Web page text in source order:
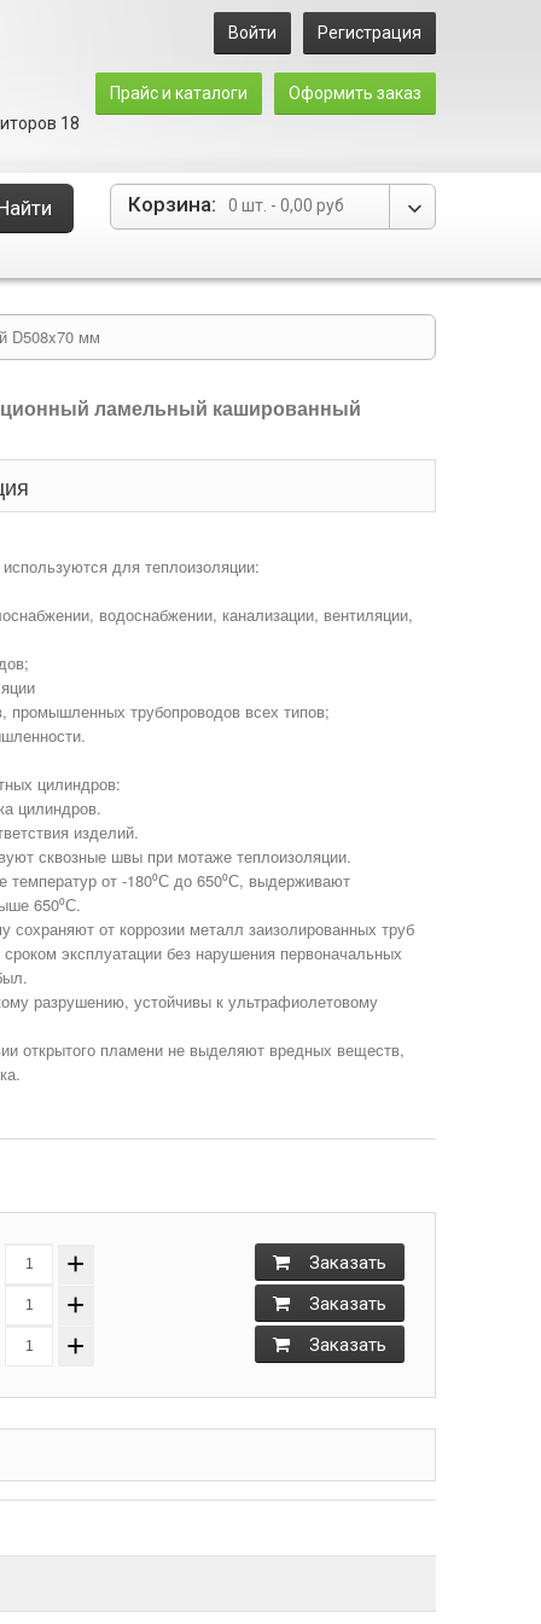
Войти Регистрация
Прайс и каталоги
Оформить заказ
18
Корзина: 0 шт. - 0,00 руб
D508x70 мм
ламельный кашированный
для теплоизоляции:
водоснабжении, канализации, вентиляции,
трубопроводов всех типов;
цилиндров:
цилиндров.
изделий.
сквозные швы при мотаже теплоизоляции.
температур от -180⁰С до 650⁰С, выдерживают
650⁰С.
сохраняют от коррозии металл заизолированных труб
эксплуатации без нарушения первоначальных
разрушению, устойчивы к ультрафиолетовому
открытого пламени не выделяют вредных веществ,
+ Заказать
+ Заказать
+ Заказать